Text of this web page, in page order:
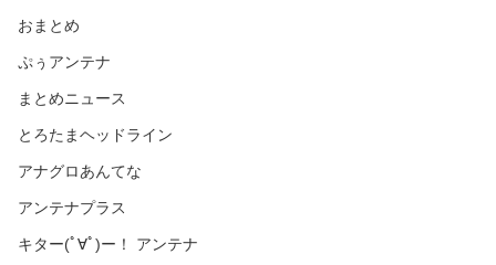
おまとめ
ぷぅアンテナ
まとめニュース
とろたまヘッドライン
アナグロあんてな
アンテナプラス
キター(ﾟ∀ﾟ)ー！ アンテナ